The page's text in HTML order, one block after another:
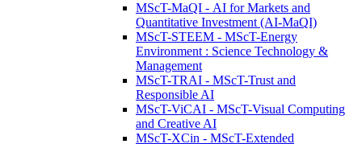
MScT-MaQI - AI for Markets and
Quantitative Investment (AI-MaQI)
MScT-STEEM - MScT-Energy
Environment : Science Technology &
Management
MScT-TRAI - MScT-Trust and
Responsible AI
MScT-ViCAI - MScT-Visual Computing
and Creative AI
MScT-XCin - MScT-Extended